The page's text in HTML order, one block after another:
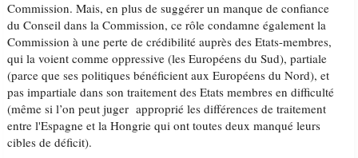
Commission. Mais, en plus de suggérer un manque de confiance
du Conseil dans la Commission, ce rôle condamne également la
Commission à une perte de crédibilité auprès des Etats-membres,
qui la voient comme oppressive (les Européens du Sud), partiale
(parce que ses politiques bénéficient aux Européens du Nord), et
pas impartiale dans son traitement des Etats membres en difficulté
(même si l’on peut juger approprié les différences de traitement
entre l'Espagne et la Hongrie qui ont toutes deux manqué leurs
cibles de déficit).